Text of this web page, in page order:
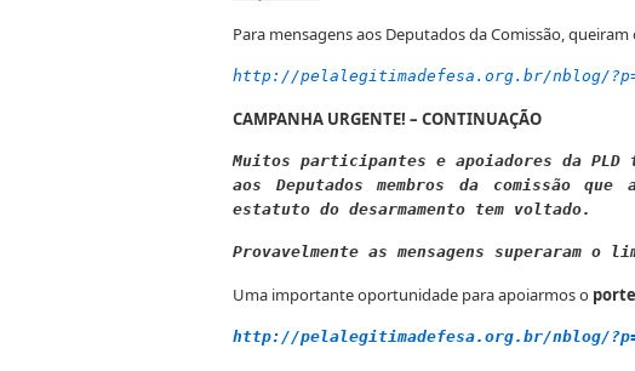
Para mensagens aos Deputados da Comissão,
http://pelalegitimadefesa.org.br/nblog/
CAMPANHA URGENTE! – CONTINUAÇÃO
Muitos participantes e apoiadores da PLD
aos Deputados membros da comissão
estatuto do desarmamento tem voltado.
Provavelmente as mensagens superaram o
Uma importante oportunidade para apoiarmos o
http://pelalegitimadefesa.org.br/nblog/